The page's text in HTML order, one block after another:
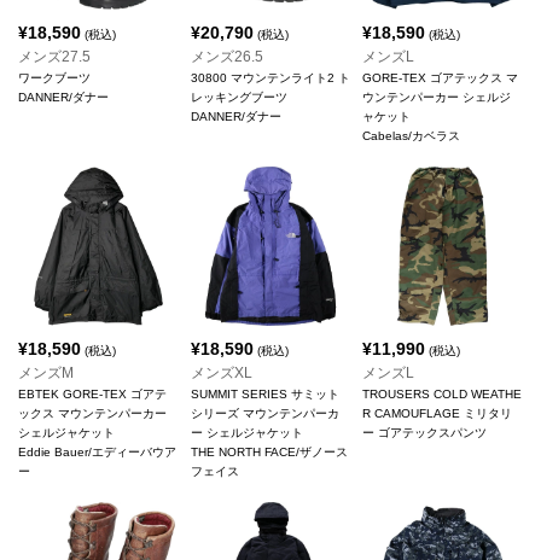
¥18,590 (税込)
メンズ27.5
ワークブーツ
DANNER/ダナー
¥20,790(税込)
メンズ26.5
30800 マウンテンライト2 ト
レッキングブーツ
DANNER/ダナー
¥18,590 (税込)
メンズL
GORE-TEX ゴアテックス マ
ウンテンパーカー シェルジ
ャケット
Cabelas/カベラス
¥18,590 (税込)
メンズM
EBTEK GORE-TEX ゴアテ
ックス マウンテンパーカー
シェルジャケット
Eddie Bauer/エディーバウア
ー
¥18,590(税込)
メンズXL
SUMMIT SERIES サミット
シリーズ マウンテンパーカ
ー シェルジャケット
THE NORTH FACE/ザノース
フェイス
¥11,990 (税込)
メンズL
TROUSERS COLD WEATHE
R CAMOUFLAGE ミリタリ
ー ゴアテックスパンツ